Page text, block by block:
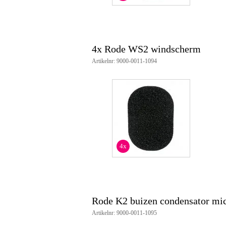
4x Rode WS2 windscherm
Artikelnr: 9000-0011-1094
4x
Rode K2 buizen condensator
Artikelnr: 9000-0011-1095